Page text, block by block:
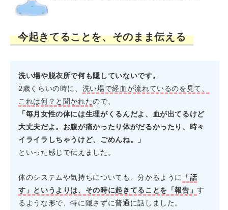
今起きてることを、そのまま伝える
洗い場や脱衣所で何も隠していないです。
2歳くらいの時に、 洗い場で経血が流れているのを見て、
これは何？と聞かれたので、
「毎月女性の体には生理がくるんだよ、血が出てるけど
大丈夫だよ。お腹が痛かったり体がだるかったり、時々
イライラしちゃうけど、ごめんね。」
といった感じで伝えました。
体のシステムや気持ちについても、分かるように
「話
す」というよりは、その時に起きてることを「報告」す
るような形で、特に隠さずに普通に話しました。